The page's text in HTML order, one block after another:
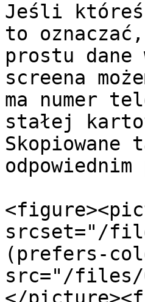
Jeśli któreś
to
prostu dane
screena
ma numer
stałej
srcset="/files/
(prefers-
src="/files/